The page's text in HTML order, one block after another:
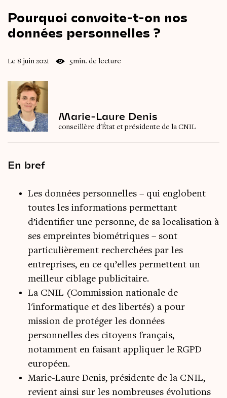
Pourquoi convoite-t-on nos
données personnelles ?
Le 8 juin 2021 5min. de lecture
Marie-Laure Denis
conseillère d'État et présidente de la CNIL
En bref
Les données personnelles – qui englobent
toutes les informations permettant
d’identifier une personne, de sa localisation à
ses empreintes biométriques – sont
particulièrement recherchées par les
entreprises, en ce qu’elles permettent un
meilleur ciblage publicitaire.
La CNIL (Commission nationale de
l'informatique et des libertés) a pour
mission de protéger les données
personnelles des citoyens français,
notamment en faisant appliquer le RGPD
européen.
Marie-Laure Denis, présidente de la CNIL,
revient ainsi sur les nombreuses évolutions